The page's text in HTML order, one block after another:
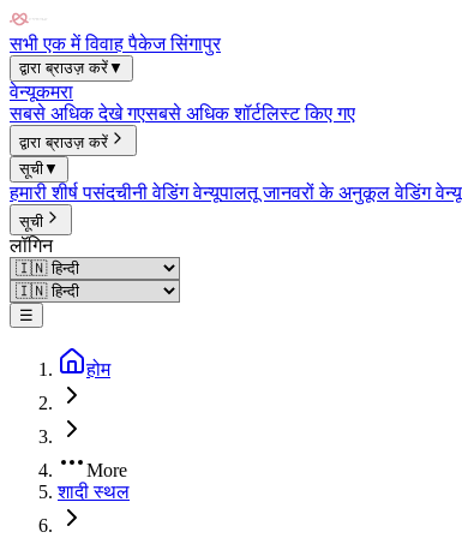
सभी एक में विवाह पैकेज सिंगापुर
द्वारा ब्राउज़ करें▼
वेन्यूकमरा
सबसे अधिक देखे गएसबसे अधिक शॉर्टलिस्ट किए गए
द्वारा ब्राउज़ करें
सूची▼
हमारी शीर्ष पसंदचीनी वेडिंग वेन्यूपालतू जानवरों के अनुकूल वेडिंग वेन्यू
सूची
लॉगिन
☰
होम
More
शादी स्थल